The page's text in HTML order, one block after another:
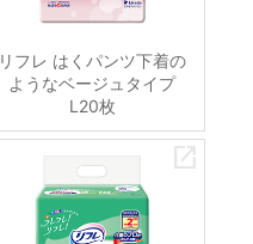
リフレ はくパンツ下着の
ようなベージュタイプ
L20枚